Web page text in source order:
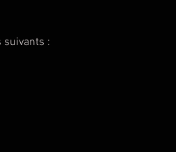
suivants :